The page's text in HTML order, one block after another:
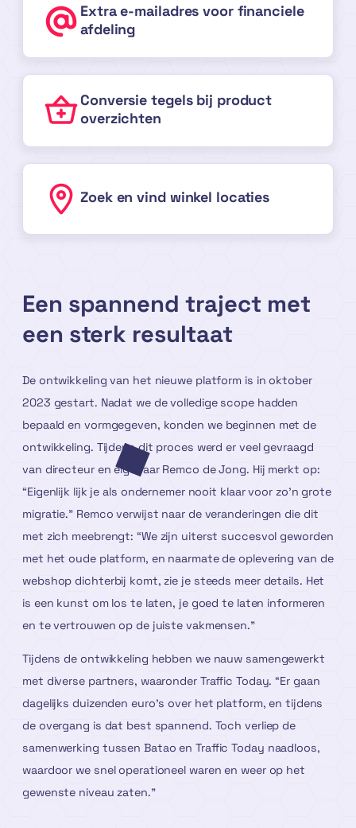
Extra e-mailadres voor financiele
afdeling
Conversie tegels bij product
overzichten
Zoek en vind winkel locaties
Een spannend traject met
een sterk resultaat
De ontwikkeling van het nieuwe platform is in oktober
2023 gestart. Nadat we de volledige scope hadden
bepaald en vormgegeven, konden we beginnen met de
ontwikkeling. Tijdens dit proces werd er veel gevraagd
van directeur en eigenaar Remco de Jong. Hij merkt op:
“Eigenlijk lijk je als ondernemer nooit klaar voor zo’n grote
migratie.” Remco verwijst naar de veranderingen die dit
met zich meebrengt: “We zijn uiterst succesvol geworden
met het oude platform, en naarmate de oplevering van de
webshop dichterbij komt, zie je steeds meer details. Het
is een kunst om los te laten, je goed te laten informeren
en te vertrouwen op de juiste vakmensen.”
Tijdens de ontwikkeling hebben we nauw samengewerkt
met diverse partners, waaronder Traffic Today. “Er gaan
dagelijks duizenden euro’s over het platform, en tijdens
de overgang is dat best spannend. Toch verliep de
samenwerking tussen Batao en Traffic Today naadloos,
waardoor we snel operationeel waren en weer op het
gewenste niveau zaten.”